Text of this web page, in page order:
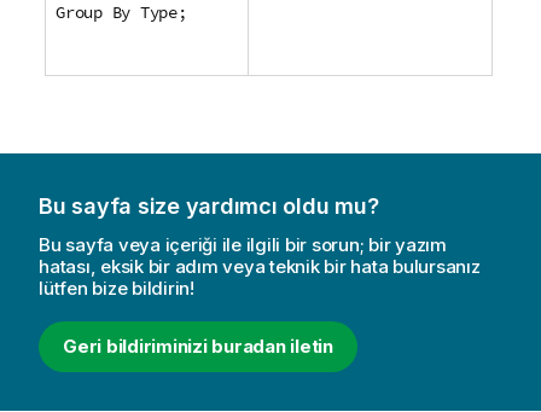
Group By Type;
Bu sayfa size yardımcı oldu mu?
Bu sayfa veya içeriği ile ilgili bir sorun; bir yazım
hatası, eksik bir adım veya teknik bir hata bulursanız
lütfen bize bildirin!
Geri bildiriminizi buradan iletin